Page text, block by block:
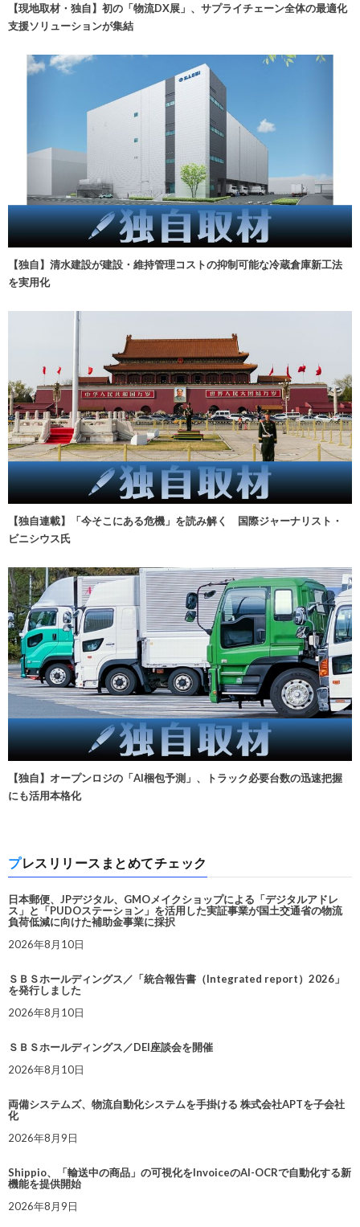
【現地取材・独自】初の「物流DX展」、サプライチェーン全体の最適化
支援ソリューションが集結
【独自】清水建設が建設・維持管理コストの抑制可能な冷蔵倉庫新工法
を実用化
【独自連載】「今そこにある危機」を読み解く 国際ジャーナリスト・
ビニシウス氏
【独自】オープンロジの「AI梱包予測」、トラック必要台数の迅速把握
にも活用本格化
プレスリリースまとめてチェック
日本郵便、JPデジタル、GMOメイクショップによる「デジタルアドレ
ス」と「PUDOステーション」を活用した実証事業が国土交通省の物流
負荷低減に向けた補助金事業に採択
2026年8月10日
ＳＢＳホールディングス／「統合報告書（Integrated report）2026」
を発行しました
2026年8月10日
ＳＢＳホールディングス／DEI座談会を開催
2026年8月10日
両備システムズ、物流自動化システムを手掛ける 株式会社APTを子会社
化
2026年8月9日
Shippio、「輸送中の商品」の可視化をInvoiceのAI-OCRで自動化する新
機能を提供開始
2026年8月9日